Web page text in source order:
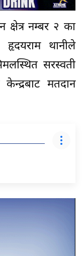
क्षेत्र नम्बर २ का
हृदयराम थानीले
सरस्वती
मतदान